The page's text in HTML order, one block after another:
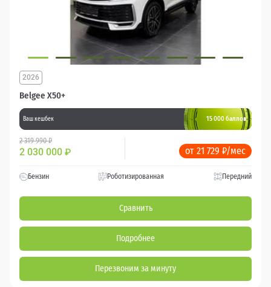
Belgee X50+
2026
Ваш кешбек 15 000 баллов
2 319 990 ₽
2 030 000 ₽ от 21 729 ₽/мес
Бензин Роботизированная Передний
Сравнить
Подробнее
Перезвоним за минуту